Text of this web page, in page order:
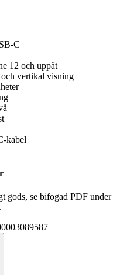
C
12 och uppåt
vertikal visning
kabel
gods, se bifogad PDF under